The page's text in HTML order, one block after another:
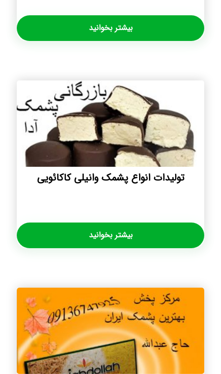
بیشتر بخوانید
تولیدات انواع پشمک وانیلی کاکائویی
بیشتر بخوانید